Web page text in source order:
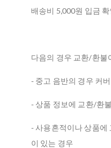
배송비 5,000원 입금
다음의 경우 교환/환불
- 중고 음반의 경우 커
- 상품 정보에 교환/환
- 사용흔적이나 상품에
이 있는 경우